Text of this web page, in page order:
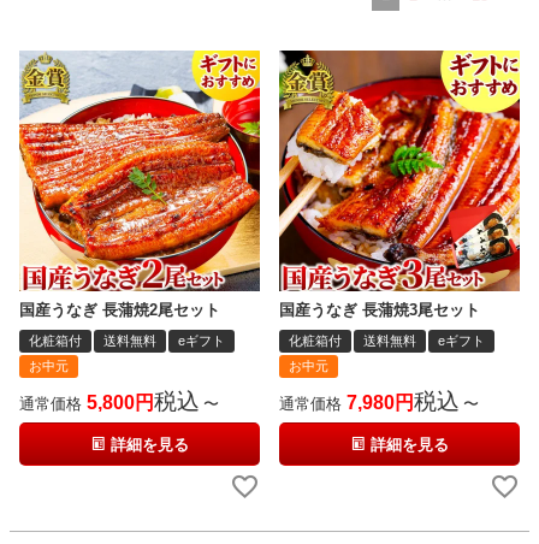
国産うなぎ 長蒲焼2尾セット
化粧箱付 送料無料
eギフト
お中元
通常価格 5,800 税込 〜
詳細を見る
国産うなぎ 長蒲焼3尾セット
化粧箱付 送料無料
eギフト
お中元
通常価格 7,980 税込 〜
詳細を見る